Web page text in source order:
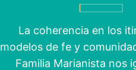
La coherencia en los
modelos de fe y
Familia Marianista nos